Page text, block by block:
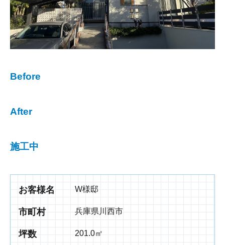
Before
After
施工中
お客様名 W様邸
市町村 兵庫県川西市
坪数 201.0㎡